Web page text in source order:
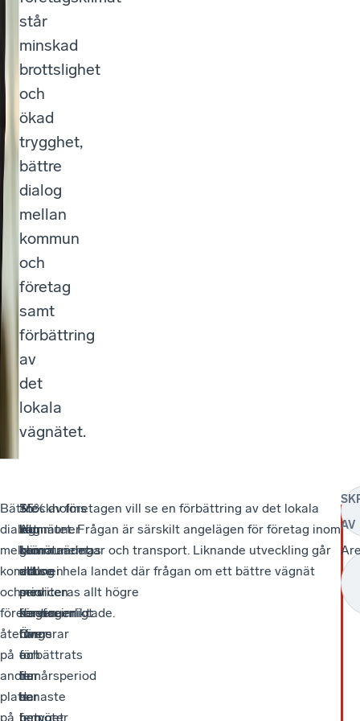
t
i
S
t
o
c
k
h
o
l
står
minskad
brottslighet
och
ökad
trygghet,
bättre
dialog
mellan
kommun
och
företag
samt
förbättring
av
det
lokala
vägnätet.
Bättre
dialog
mellan
kommunen
och
företagen
återfinns
på
andra
plats
på
–
Hur
kommunernas
dialog
med
företagen
fungerar
och
hur
de
bemöter
Stockholms
kommuner
blir
allt
mer
serviceinriktade.
Över
en
femårsperiod
har
betyget
–
Att
bemötandet
och
servicen
kontinuerligt
har
förbättrats
de
senaste
fem
35% av företagen vill se en förbättring av det lokala
vägnätet. Frågan är särskilt angelägen för företag inom
gröna näringar och transport. Liknande utveckling går
att se i hela landet där frågan om ett bättre vägnät
prioriteras allt högre
AV